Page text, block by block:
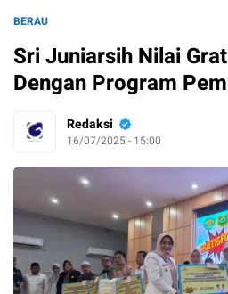
BERAU
Sri Juniarsih Nilai
Dengan Program
Redaksi
16/07/2025 - 15:00